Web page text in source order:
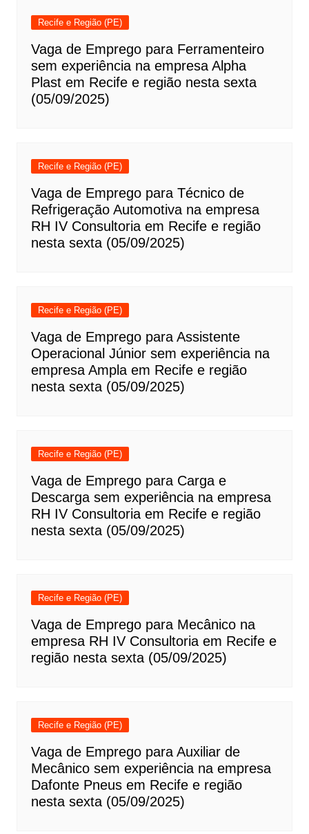
Recife e Região (PE)
Vaga de Emprego para Ferramenteiro
sem experiência na empresa Alpha
Plast em Recife e região nesta sexta
(05/09/2025)
Recife e Região (PE)
Vaga de Emprego para Técnico de
Refrigeração Automotiva na empresa
RH IV Consultoria em Recife e região
nesta sexta (05/09/2025)
Recife e Região (PE)
Vaga de Emprego para Assistente
Operacional Júnior sem experiência na
empresa Ampla em Recife e região
nesta sexta (05/09/2025)
Recife e Região (PE)
Vaga de Emprego para Carga e
Descarga sem experiência na empresa
RH IV Consultoria em Recife e região
nesta sexta (05/09/2025)
Recife e Região (PE)
Vaga de Emprego para Mecânico na
empresa RH IV Consultoria em Recife e
região nesta sexta (05/09/2025)
Recife e Região (PE)
Vaga de Emprego para Auxiliar de
Mecânico sem experiência na empresa
Dafonte Pneus em Recife e região
nesta sexta (05/09/2025)